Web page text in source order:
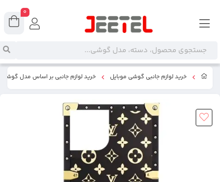
خرید لوازم جانبی گوشی موبایل خرید لوازم جانبی بر اساس مدل گوشی
0